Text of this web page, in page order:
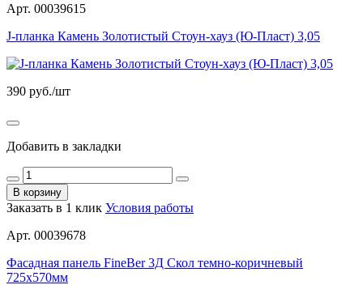
Арт. 00039615
J-планка Камень Золотистый Стоун-хауз (Ю-Пласт) 3,05
390 руб./шт
Добавить в закладки
В корзину
Заказать в 1 клик Условия работы
Арт. 00039678
Фасадная панель FineBer 3Д Скол темно-коричневый
725х570мм